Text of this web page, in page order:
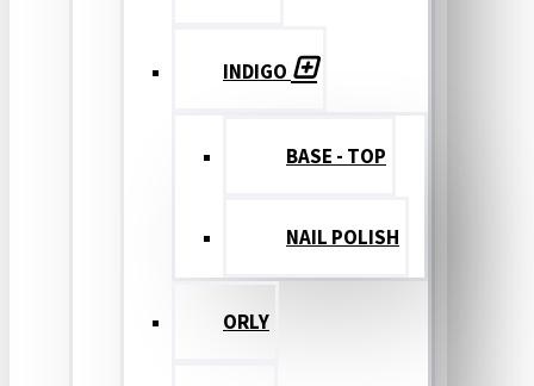
INDIGO
BASE - TOP
NAIL POLISH
ORLY